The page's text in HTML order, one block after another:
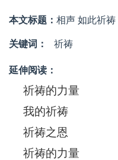
本文标题： 相声 如此祈祷
关键词： 祈祷
延伸阅读：
祈祷的力量
我的祈祷
祈祷之恩
祈祷的力量